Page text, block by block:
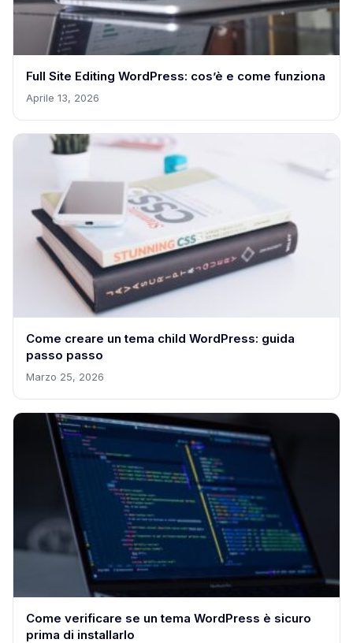
Full Site Editing WordPress: cos’è e come funziona
Aprile 13, 2026
Come creare un tema child WordPress: guida
passo passo
Marzo 25, 2026
Come verificare se un tema WordPress è sicuro
prima di installarlo